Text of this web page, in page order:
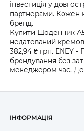
інвестиція у
партнерами. Кожен
бренд.
Купити Щоденник
недатований
382,94 ₴ грн. ENEY -
брендування без
менеджером час.
ІНФОРМАЦІЯ